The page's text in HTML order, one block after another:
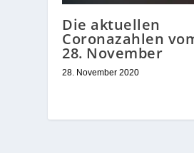
Die aktuellen
Coronazahlen
28. November
28. November 2020